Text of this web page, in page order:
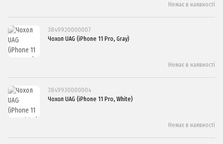
Немає в наявності
3849920000007
Чохол UAG (iPhone 11 Pro, Gray)
Немає в наявності
3849930000004
Чохол UAG (iPhone 11 Pro, White)
Немає в наявності